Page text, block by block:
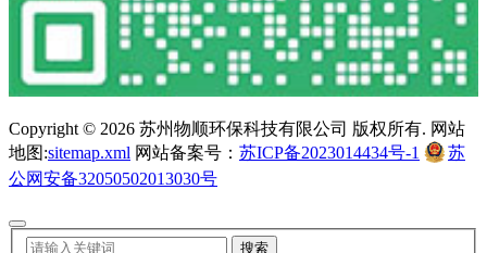
Copyright © 2026 苏州物顺环保科技有限公司 版权所有. 网站
地图:sitemap.xml 网站备案号： 苏ICP备2023014434号-1
苏
公网安备32050502013030号